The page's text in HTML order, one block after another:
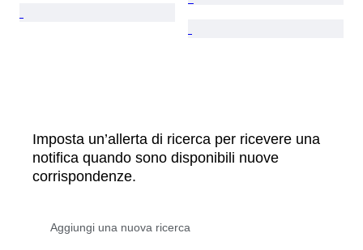
Imposta un’allerta di ricerca per ricevere una
notifica quando sono disponibili nuove
corrispondenze.